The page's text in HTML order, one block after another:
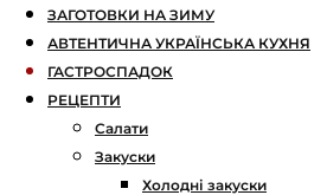
ЗАГОТОВКИ НА ЗИМУ
АВТЕНТИЧНА УКРАЇНСЬКА КУХНЯ
ГАСТРОСПАДОК
РЕЦЕПТИ
Салати
Закуски
Холодні закуски